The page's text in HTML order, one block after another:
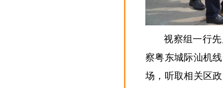
视察组一行
察粤东城际汕机
场，听取相关区